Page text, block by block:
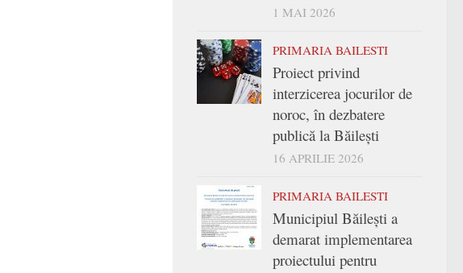
1 MAI 2026
PRIMARIA BAILESTI
Proiect privind
interzicerea jocurilor de
noroc, în dezbatere
publică la Băilești
16 APRILIE 2026
PRIMARIA BAILESTI
Municipiul Băilești a
demarat implementarea
proiectului pentru